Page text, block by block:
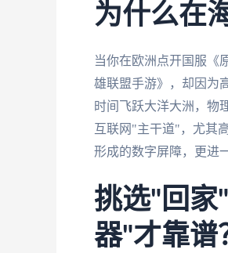
为什么在
当你在欧洲点开国服《
雄联盟手游》，却因为
时间飞跃大洋大洲，物
互联网"主干道"，尤其
形成的数字屏障，更进
挑选"回家
器"才靠谱